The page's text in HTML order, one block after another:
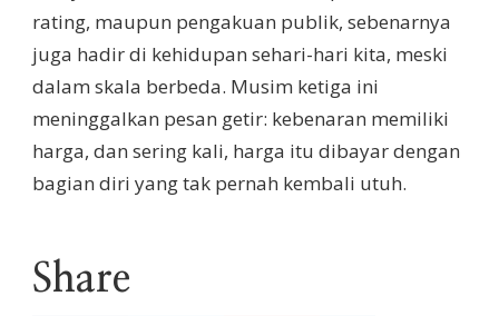
rating, maupun pengakuan publik, sebenarnya
juga hadir di kehidupan sehari-hari kita, meski
dalam skala berbeda. Musim ketiga ini
meninggalkan pesan getir: kebenaran memiliki
harga, dan sering kali, harga itu dibayar dengan
bagian diri yang tak pernah kembali utuh.
Share